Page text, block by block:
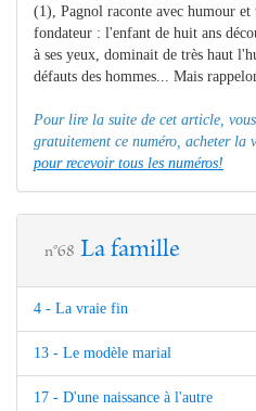
(1), Pagnol raconte avec humour et
fondateur : l'enfant de huit ans
à ses yeux, dominait de très haut
défauts des hommes... Mais
Pour lire la suite de cet article,
gratuitement ce numéro, acheter la
pour recevoir tous les numéros!
n°68 La famille
4 - La vraie fin
13 - Le modèle marial
17 - D'une naissance à l'autre